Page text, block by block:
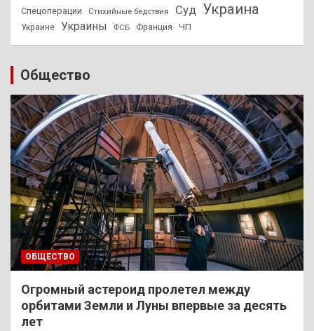
Спецоперации Стихийные бедствия Суд Украина
Украине Украины ФСБ Франция ЧП
Общество
ОБЩЕСТВО
Огромный астероид пролетел между
орбитами Земли и Луны впервые за десять
лет